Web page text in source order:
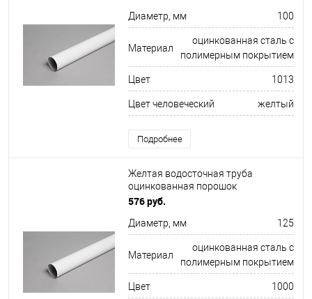
Диаметр, мм 100
Материал
оцинкованная сталь с
полимерным покрытием
Цвет 1013
Цвет человеческий желтый
Подробнее
Желтая водосточная труба
оцинкованная порошок
ф125х1250мм RAL 1000
576 руб.
Диаметр, мм 125
Материал
оцинкованная сталь с
полимерным покрытием
Цвет 1000